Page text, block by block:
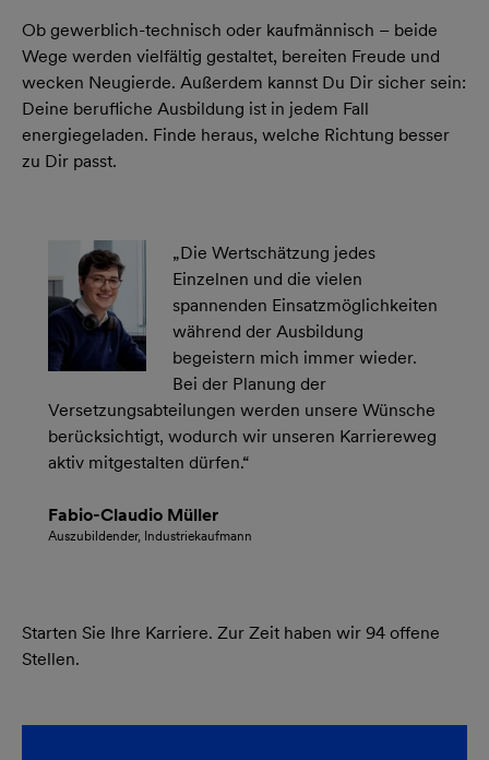
Ob gewerblich-technisch oder kaufmännisch – beide
Wege werden vielfältig gestaltet, bereiten Freude und
wecken Neugierde. Außerdem kannst Du Dir sicher sein:
Deine berufliche Ausbildung ist in jedem Fall
energiegeladen. Finde heraus, welche Richtung besser
zu Dir passt.
„Die Wertschätzung jedes
Einzelnen und die vielen
spannenden Einsatzmöglichkeiten
während der Ausbildung
begeistern mich immer wieder.
Bei der Planung der
Versetzungsabteilungen werden unsere Wünsche
berücksichtigt, wodurch wir unseren Karriereweg
aktiv mitgestalten dürfen.“
Fabio-Claudio Müller
Auszubildender, Industriekaufmann
Starten Sie Ihre Karriere. Zur Zeit haben wir 94 offene
Stellen.